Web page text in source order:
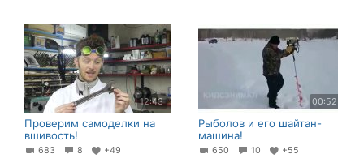
12:43
Проверим самоделки на
вшивость!
683 8 +49
00:52
Рыболов и его шайтан-
машина!
650 10 +55